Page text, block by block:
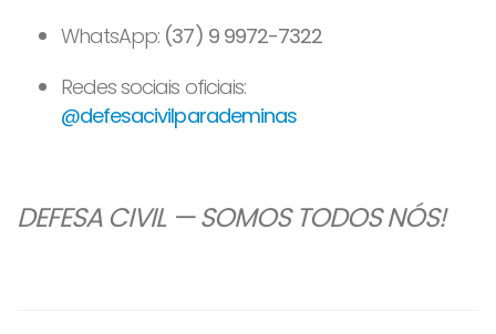
WhatsApp: (37) 9 9972-7322
Redes sociais oficiais:
@defesacivilparademinas
DEFESA CIVIL — SOMOS TODOS NÓS!